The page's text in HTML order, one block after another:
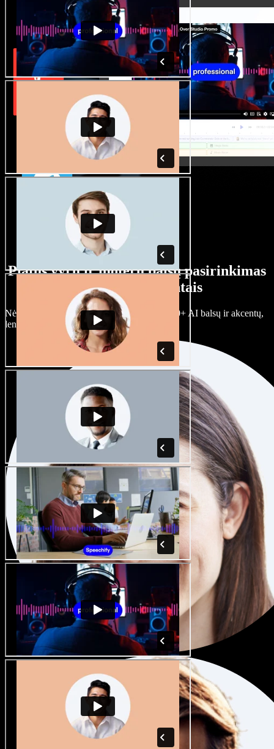
Platus vyrų ir moterų balsų pasirinkimas
su įvairiais akcentais
Nėra dviejų vienodų projektų. Rinkitės iš 100+ AI balsų ir akcentų,
lengvai juos prisitaikykite.